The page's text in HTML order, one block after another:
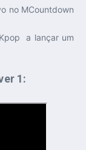
no MCountdown
a lançar um
1: